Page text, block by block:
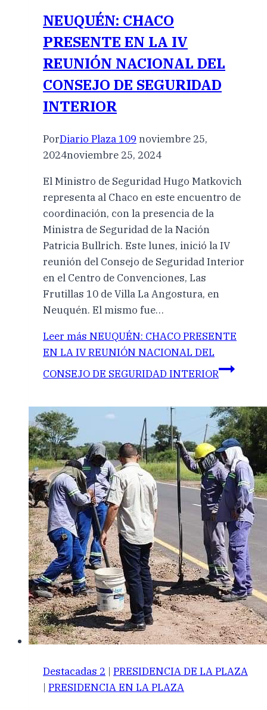
NEUQUÉN: CHACO
PRESENTE EN LA IV
REUNIÓN NACIONAL DEL
CONSEJO DE SEGURIDAD
INTERIOR
PorDiario Plaza 109 noviembre 25,
2024noviembre 25, 2024
El Ministro de Seguridad Hugo Matkovich
representa al Chaco en este encuentro de
coordinación, con la presencia de la
Ministra de Seguridad de la Nación
Patricia Bullrich. Este lunes, inició la IV
reunión del Consejo de Seguridad Interior
en el Centro de Convenciones, Las
Frutillas 10 de Villa La Angostura, en
Neuquén. El mismo fue…
Leer más NEUQUÉN: CHACO PRESENTE
EN LA IV REUNIÓN NACIONAL DEL
CONSEJO DE SEGURIDAD INTERIOR
Destacadas 2 | PRESIDENCIA DE LA PLAZA
| PRESIDENCIA EN LA PLAZA